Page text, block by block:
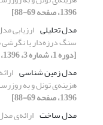
1396، صفحه 69-88]
مدل تحلیلی ارزیابی
سنگ درزه‌دار با نگرشی
[دوره 1، شماره 3، 1396، صفحه 27-37]
مدل زمین شناسی
هزینه‌ی تونل و به
1396، صفحه 69-88]
مدل ساخت